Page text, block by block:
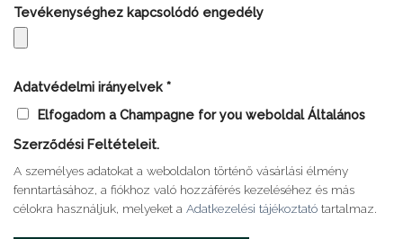
Tevékenységhez kapcsolódó engedély
Adatvédelmi irányelvek *
Elfogadom a Champagne for you weboldal Általános
Szerződési Feltételeit.
A személyes adatokat a weboldalon történő vásárlási élmény
fenntartásához, a fiókhoz való hozzáférés kezeléséhez és más
célokra használjuk, melyeket a Adatkezelési tájékoztató tartalmaz.